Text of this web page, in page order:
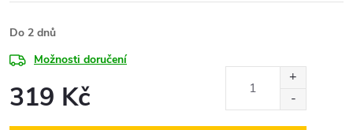
Do 2 dnů
Možnosti doručení
319 Kč